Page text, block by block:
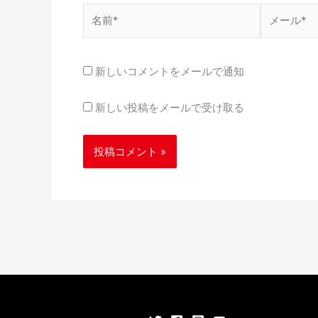
前
ー
新しいコメントをメールで通知
新しい投稿をメールで受け取る